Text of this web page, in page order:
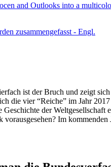
and Outlooks into a
zusammengefasst - Engl.
ist der Bruch und zeigt
die vier “Reiche” im Jahr
der
Im